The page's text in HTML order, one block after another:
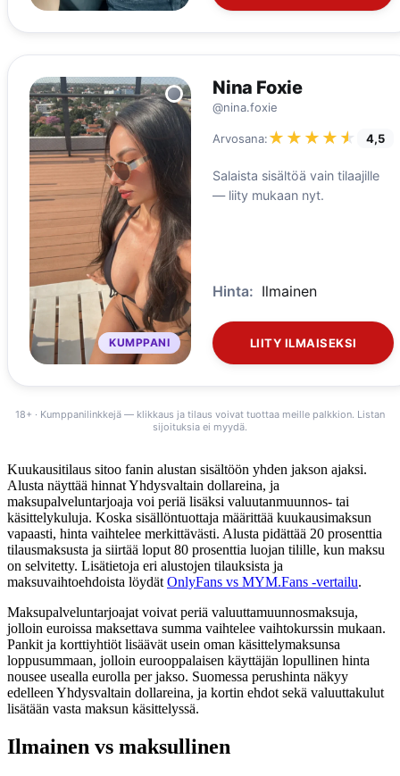
KUMPPANI
Nina Foxie
@nina.foxie
Arvosana:★★★★★
★★★★★ 4,5
Salaista sisältöä vain tilaajille
— liity mukaan nyt.
Hinta: Ilmainen
LIITY ILMAISEKSI
18+ · Kumppanilinkkejä — klikkaus ja tilaus voivat tuottaa meille palkkion. Listan
sijoituksia ei myydä.
Kuukausitilaus sitoo fanin alustan sisältöön yhden jakson ajaksi.
Alusta näyttää hinnat Yhdysvaltain dollareina, ja
maksupalveluntarjoaja voi periä lisäksi valuutanmuunnos- tai
käsittelykuluja. Koska sisällöntuottaja määrittää kuukausimaksun
vapaasti, hinta vaihtelee merkittävästi. Alusta pidättää 20 prosenttia
tilausmaksusta ja siirtää loput 80 prosenttia luojan tilille, kun maksu
on selvitetty. Lisätietoja eri alustojen tilauksista ja
maksuvaihtoehdoista löydät OnlyFans vs MYM.Fans -vertailu.
Maksupalveluntarjoajat voivat periä valuuttamuunnosmaksuja,
jolloin euroissa maksettava summa vaihtelee vaihtokurssin mukaan.
Pankit ja korttiyhtiöt lisäävät usein oman käsittelymaksunsa
loppusummaan, jolloin eurooppalaisen käyttäjän lopullinen hinta
nousee usealla eurolla per jakso. Suomessa perushinta näkyy
edelleen Yhdysvaltain dollareina, ja kortin ehdot sekä valuuttakulut
lisätään vasta maksun käsittelyssä.
Ilmainen vs maksullinen